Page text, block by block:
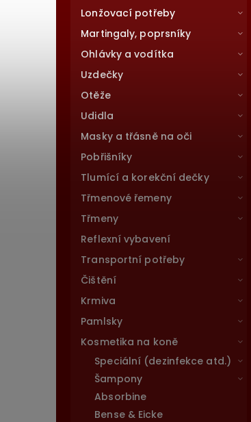
Lonžovací potřeby
Martingaly, poprsníky
Ohlávky a vodítka
Uzdečky
Otěže
Udidla
Masky a třásně na oči
Pobřišníky
Tlumící a korekční dečky
Třmenové řemeny
Třmeny
Reflexní vybavení
Transportní potřeby
Čištění
Krmiva
Pamlsky
Kosmetika na koně
Speciální (dezinfekce atd.)
Šampony
Absorbine
Bense & Eicke